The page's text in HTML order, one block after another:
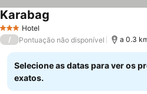
3 EstrelasHotel
Karabag
/ Pontuação não disponível a 0.3
Selecione as datas para ver os
exatos.